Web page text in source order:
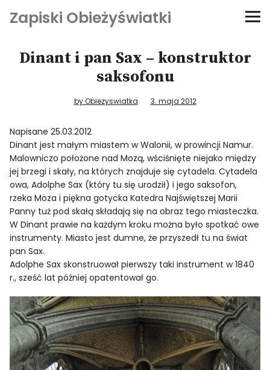
Zapiski Obieżyświatki
Podróże
O-fiszki
Niezwyczajne ściany
Dom na kółkach
Dinant i pan Sax – konstruktor
saksofonu
by Obiezyswiatka 3. maja 2012
Napisane 25.03.2012
Dinant jest małym miastem w Walonii, w prowincji Namur.
Malowniczo położone nad Mozą, wściśnięte niejako między
jej brzegi i skały, na których znajduje się cytadela. Cytadela
owa, Adolphe Sax (który tu się urodził) i jego saksofon,
rzeka Moza i piękna gotycka Katedra Najświętszej Marii
Panny tuż pod skałą składają się na obraz tego miasteczka.
W Dinant prawie na każdym kroku można było spotkać owe
instrumenty. Miasto jest dumne, że przyszedł tu na świat
pan Sax.
Adolphe Sax skonstruował pierwszy taki instrument w 1840
r., sześć lat później opatentował go.